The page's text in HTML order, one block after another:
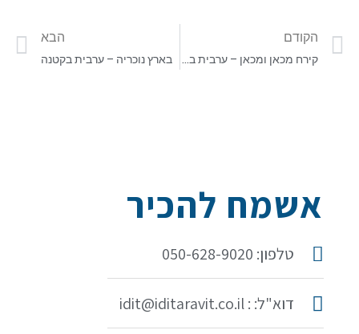
הקודם הבא
בארץ נוכריה – ערבית בקטנה
אשמח להכיר
טלפון: 050-628-9020
דוא"ל: : idit@iditaravit.co.il